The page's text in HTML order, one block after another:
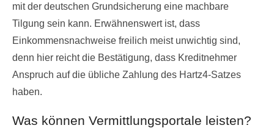
mit der deutschen Grundsicherung eine machbare
Tilgung sein kann. Erwähnenswert ist, dass
Einkommensnachweise freilich meist unwichtig sind,
denn hier reicht die Bestätigung, dass Kreditnehmer
Anspruch auf die übliche Zahlung des Hartz4-Satzes
haben.
Was können Vermittlungsportale leisten?